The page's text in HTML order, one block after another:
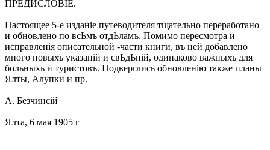
ПРЕДИСЛОВIЕ.
Настоящее 5-е изданiе путеводителя тщательно переработано
и обновлено по всЬмъ отдЬламъ. Помимо пересмотра и
исправленiя описательной -части книги, въ ней добавлено
много новыхъ указанiй и свЬдЬнiй, одинаково важныхъ для
больныхъ и туристовъ. Подверглись обновленiю также планы
Ялты, Алупки и пр.
А. Безчинсiй
Ялта, 6 мая 1905 г